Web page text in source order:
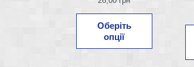
Оберіть
опції
Цей